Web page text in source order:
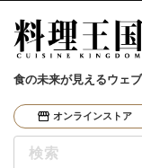
食の未来が見えるウェ
オンラインストア